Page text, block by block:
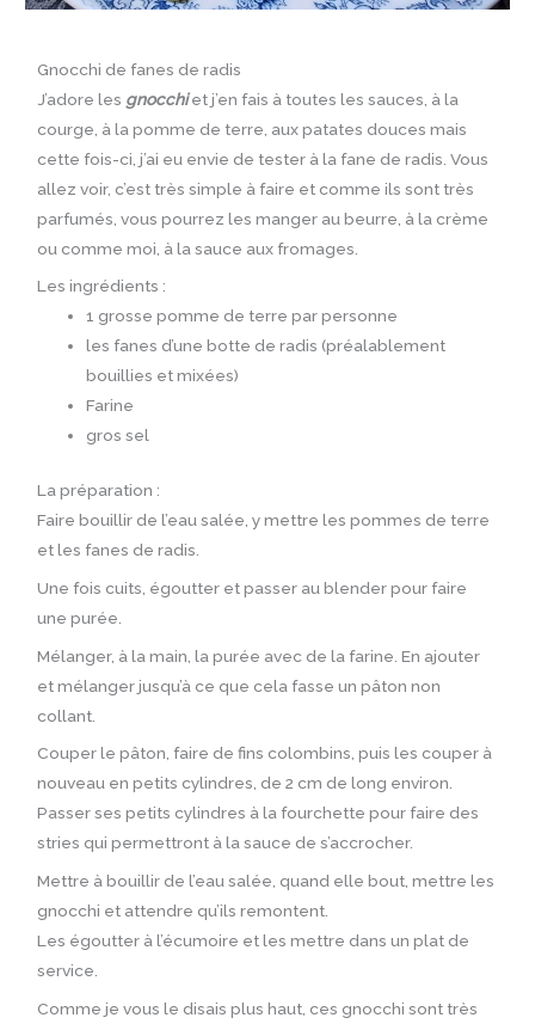
Gnocchi de fanes de radis
J’adore les gnocchiet j’en fais à toutes les sauces, à la
courge, à la pomme de terre, aux patates douces mais
cette fois-ci, j’ai eu envie de tester à la fane de radis. Vous
allez voir, c’est très simple à faire et comme ils sont très
parfumés, vous pourrez les manger au beurre, à la crème
ou comme moi, à la sauce aux fromages.
Les ingrédients :
1 grosse pomme de terre par personne
les fanes d’une botte de radis (préalablement
bouillies et mixées)
Farine
gros sel
La préparation :
Faire bouillir de l’eau salée, y mettre les pommes de terre
et les fanes de radis.
Une fois cuits, égoutter et passer au blender pour faire
une purée.
Mélanger, à la main, la purée avec de la farine. En ajouter
et mélanger jusqu’à ce que cela fasse un pâton non
collant.
Couper le pâton, faire de fins colombins, puis les couper à
nouveau en petits cylindres, de 2 cm de long environ.
Passer ses petits cylindres à la fourchette pour faire des
stries qui permettront à la sauce de s’accrocher.
Mettre à bouillir de l’eau salée, quand elle bout, mettre les
gnocchi et attendre qu’ils remontent.
Les égoutter à l’écumoire et les mettre dans un plat de
service.
Comme je vous le disais plus haut, ces gnocchi sont très